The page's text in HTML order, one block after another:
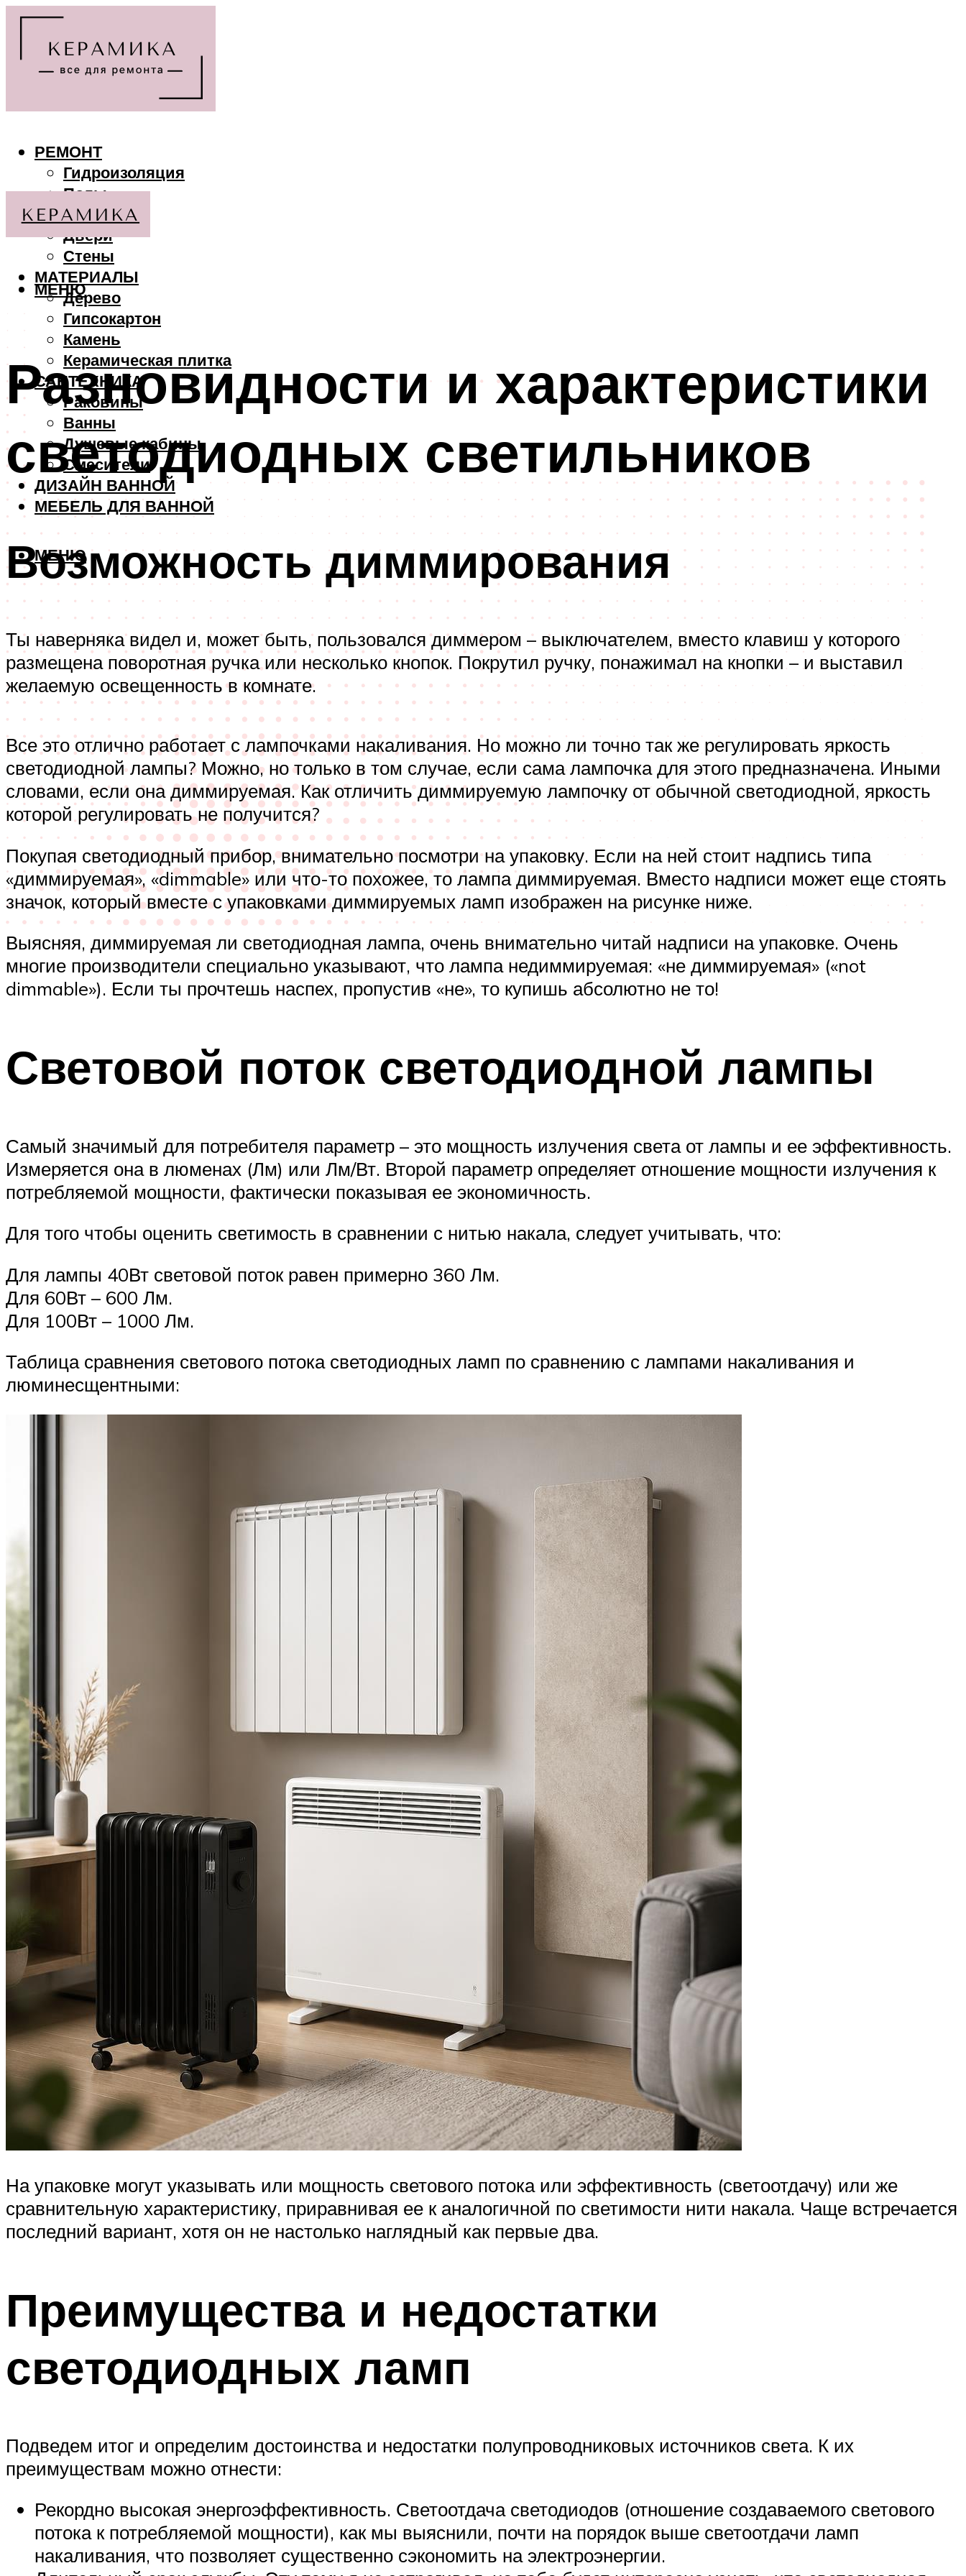
РЕМОНТ
Гидроизоляция
Полы
Потолки
Двери
Стены
МАТЕРИАЛЫ
Дерево
Гипсокартон
Камень
Керамическая плитка
САНТЕХНИКА
Раковины
Ванны
Душевые кабины
Смесители
ДИЗАЙН ВАННОЙ
МЕБЕЛЬ ДЛЯ ВАННОЙ
МЕНЮ
МЕНЮ
Разновидности и характеристики
светодиодных светильников
Возможность диммирования
Ты наверняка видел и, может быть, пользовался диммером – выключателем, вместо клавиш у которого
размещена поворотная ручка или несколько кнопок. Покрутил ручку, понажимал на кнопки – и выставил
желаемую освещенность в комнате.
Все это отлично работает с лампочками накаливания. Но можно ли точно так же регулировать яркость
светодиодной лампы? Можно, но только в том случае, если сама лампочка для этого предназначена. Иными
словами, если она диммируемая. Как отличить диммируемую лампочку от обычной светодиодной, яркость
которой регулировать не получится?
Покупая светодиодный прибор, внимательно посмотри на упаковку. Если на ней стоит надпись типа
«диммируемая», «dimmable» или что-то похожее, то лампа диммируемая. Вместо надписи может еще стоять
значок, который вместе с упаковками диммируемых ламп изображен на рисунке ниже.
Выясняя, диммируемая ли светодиодная лампа, очень внимательно читай надписи на упаковке. Очень
многие производители специально указывают, что лампа недиммируемая: «не диммируемая» («not
dimmable»). Если ты прочтешь наспех, пропустив «не», то купишь абсолютно не то!
Световой поток светодиодной лампы
Самый значимый для потребителя параметр – это мощность излучения света от лампы и ее эффективность.
Измеряется она в люменах (Лм) или Лм/Вт. Второй параметр определяет отношение мощности излучения к
потребляемой мощности, фактически показывая ее экономичность.
Для того чтобы оценить светимость в сравнении с нитью накала, следует учитывать, что:
Для лампы 40Вт световой поток равен примерно 360 Лм.
Для 60Вт – 600 Лм.
Для 100Вт – 1000 Лм.
Таблица сравнения светового потока светодиодных ламп по сравнению с лампами накаливания и
люминесщентными:
На упаковке могут указывать или мощность светового потока или эффективность (светоотдачу) или же
сравнительную характеристику, приравнивая ее к аналогичной по светимости нити накала. Чаще встречается
последний вариант, хотя он не настолько наглядный как первые два.
Преимущества и недостатки
светодиодных ламп
Подведем итог и определим достоинства и недостатки полупроводниковых источников света. К их
преимуществам можно отнести:
Рекордно высокая энергоэффективность. Светоотдача светодиодов (отношение создаваемого светового
потока к потребляемой мощности), как мы выяснили, почти на порядок выше светоотдачи ламп
накаливания, что позволяет существенно сэкономить на электроэнергии.